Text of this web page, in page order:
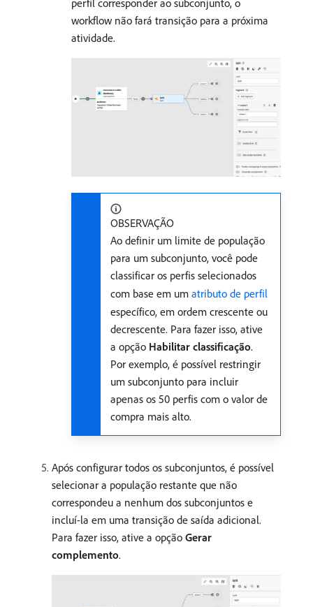
perfil corresponder ao subconjunto, o
workflow não fará transição para a próxima
atividade.
OBSERVAÇÃO
Ao definir um limite de população
para um subconjunto, você pode
classificar os perfis selecionados
com base em um atributo de perfil
específico, em ordem crescente ou
decrescente. Para fazer isso, ative
a opção Habilitar classificação.
Por exemplo, é possível restringir
um subconjunto para incluir
apenas os 50 perfis com o valor de
compra mais alto.
Após configurar todos os subconjuntos, é possível
selecionar a população restante que não
correspondeu a nenhum dos subconjuntos e
incluí-la em uma transição de saída adicional.
Para fazer isso, ative a opção Gerar
complemento.